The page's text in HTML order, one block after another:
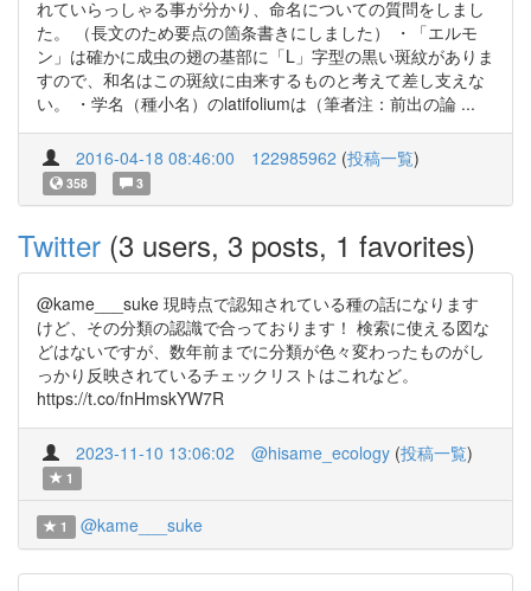
れていらっしゃる事が分かり、命名についての質問をしまし
た。 （長文のため要点の箇条書きにしました） ・「エルモ
ン」は確かに成虫の翅の基部に「L」字型の黒い斑紋がありま
すので、和名はこの斑紋に由来するものと考えて差し支えな
い。 ・学名（種小名）のlatifoliumは（筆者注：前出の論 ...
2016-04-18 08:46:00 122985962 (投稿一覧)
358 3
Twitter (3 users, 3 posts, 1 favorites)
@kame___suke 現時点で認知されている種の話になります
けど、その分類の認識で合っております！ 検索に使える図な
どはないですが、数年前までに分類が色々変わったものがし
っかり反映されているチェックリストはこれなど。
https://t.co/fnHmskYW7R
2023-11-10 13:06:02 @hisame_ecology (投稿一覧)
1
1 @kame___suke